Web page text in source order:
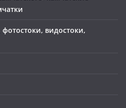
видостоки,